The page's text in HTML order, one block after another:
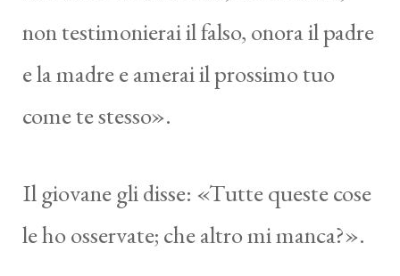
non testimonierai il falso, onora il padre
e la madre e amerai il prossimo tuo
come te stesso».
Il giovane gli disse: «Tutte queste cose
le ho osservate; che altro mi manca?».